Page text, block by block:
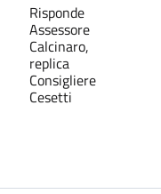
Risponde
Assessore
Calcinaro,
replica
Consigliere
Cesetti